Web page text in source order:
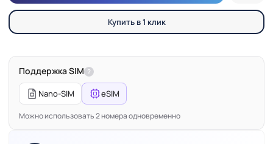
Купить в 1 клик
Поддержка SIM ?
Nano-SIM eSIM
Можно использовать 2 номера одновременно